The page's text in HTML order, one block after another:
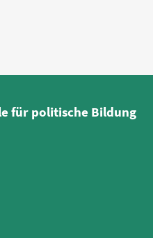
für politische Bildung